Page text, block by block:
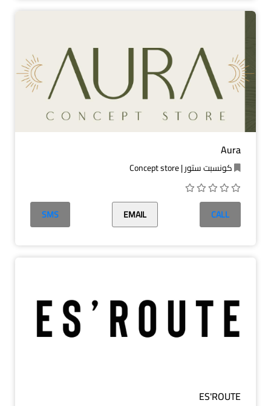
Aura
كونسبت ستور | Concept store
CALL
EMAIL
SMS
ES'ROUTE